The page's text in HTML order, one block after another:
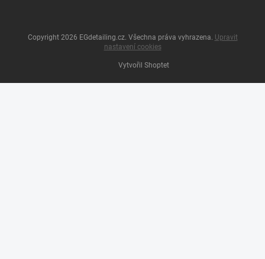
Vytvořil Shoptet
Copyright 2026 EGdetailing.cz. Všechna práva vyhrazena. Upravit
nastavení cookies